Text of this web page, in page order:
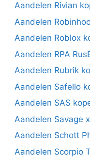
Aandelen Rivian
Aandelen
Aandelen Roblox
Aandelen RPA
Aandelen Rubrik
Aandelen Safello
Aandelen SAS
Aandelen Savage
Aandelen Schott
Aandelen Scorpio